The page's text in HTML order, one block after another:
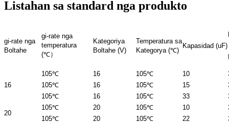
Listahan sa standard nga produkto
gi-rate nga
Boltahe
gi-rate nga
temperatura
(℃）
Kategoriya
Boltahe (V)
Temperatura sa
Kategorya (℃)
Kapasidad (uF)
16
105℃ 16 105℃ 10
105℃
16 105℃ 15
105℃
16 105℃ 33
20
105℃ 20 105℃ 10
105℃
20 105℃ 22